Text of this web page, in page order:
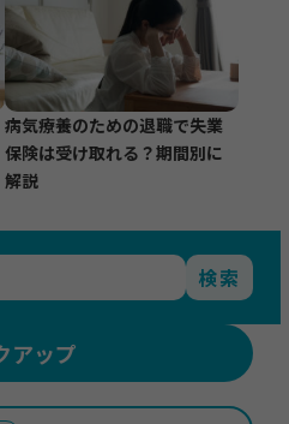
病気療養のための退職で失業
保険は受け取れる？期間別に
解説
検索
アップ